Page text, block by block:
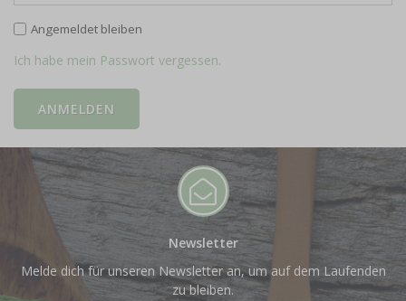
Angemeldet bleiben
Ich habe mein Passwort vergessen.
Newsletter
Melde dich für unseren Newsletter an, um auf dem Laufenden
zu bleiben.